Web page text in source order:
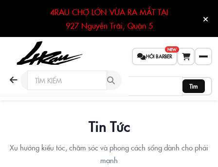
4RAU CHỢ LỚN VỪA RA MẮT TẠI
927 Nguyễn Trãi, Quận 5
HỎI BARBER
NEW
Tìm
Tin Tức
Xu hướng kiểu tóc, chăm sóc và phong cách sống dành cho phái
mạnh